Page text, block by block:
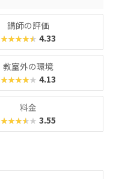
講師の評価
★★★★★ 4.33
教室外の環境
★★★★★ 4.13
料金
★★★★★ 3.55